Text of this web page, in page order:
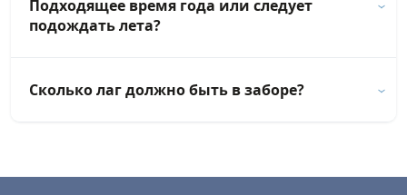
Подходящее время года или следует
подождать лета?
Сколько лаг должно быть в заборе?